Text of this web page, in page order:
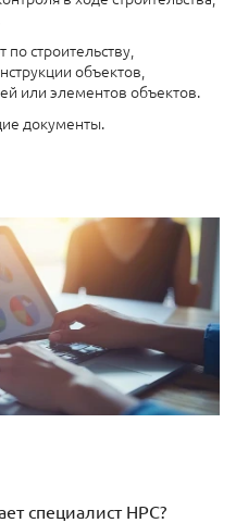
строительству,
объектов,
или элементов объектов.
документы.
специалист НРС?